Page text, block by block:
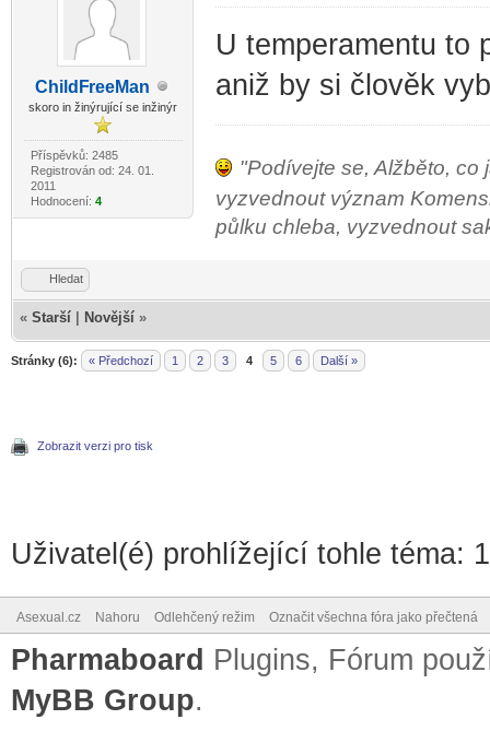
ChildFreeMan
skoro in žinýrující se inžinýr
Příspěvků: 2485
Registrován od: 24. 01.
2011
Hodnocení: 4
U temperamentu to
aniž by si člověk
"Podívejte se, Alžběto, co
vyzvednout význam
půlku chleba, vyzvednout
Hledat
« Starší Novější »
Stránky (6): « Předchozí 1 2 3 4 5 6 Další »
Zobrazit verzi pro tisk
Uživatel(é) prohlížející tohle téma:
Asexual.cz Nahoru Odlehčený režim Označit všechna fóra jako přečtená
Pharmaboard Plugins, Fórum
MyBB Group.